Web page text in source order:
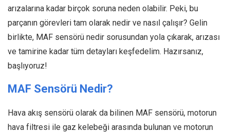
arızalarına kadar birçok soruna neden olabilir. Peki, bu
parçanın görevleri tam olarak nedir ve nasıl çalışır? Gelin
birlikte, MAF sensörü nedir sorusundan yola çıkarak, arızası
ve tamirine kadar tüm detayları keşfedelim. Hazırsanız,
başlıyoruz!
MAF Sensörü Nedir?
Hava akış sensörü olarak da bilinen MAF sensörü, motorun
hava filtresi ile gaz kelebeği arasında bulunan ve motorun